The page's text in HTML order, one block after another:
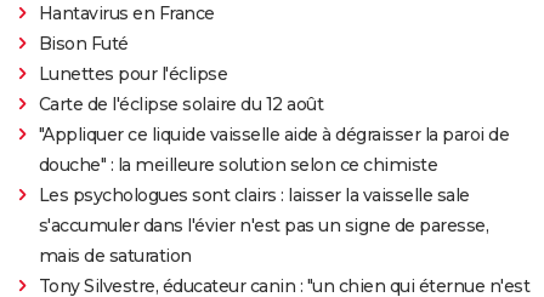
Hantavirus en France
Bison Futé
Lunettes pour l'éclipse
Carte de l'éclipse solaire du 12 août
"Appliquer ce liquide vaisselle aide à dégraisser la paroi de
douche" : la meilleure solution selon ce chimiste
Les psychologues sont clairs : laisser la vaisselle sale
s'accumuler dans l'évier n'est pas un signe de paresse,
mais de saturation
Tony Silvestre, éducateur canin : "un chien qui éternue n'est